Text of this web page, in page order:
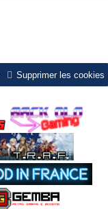
Supprimer les cookies